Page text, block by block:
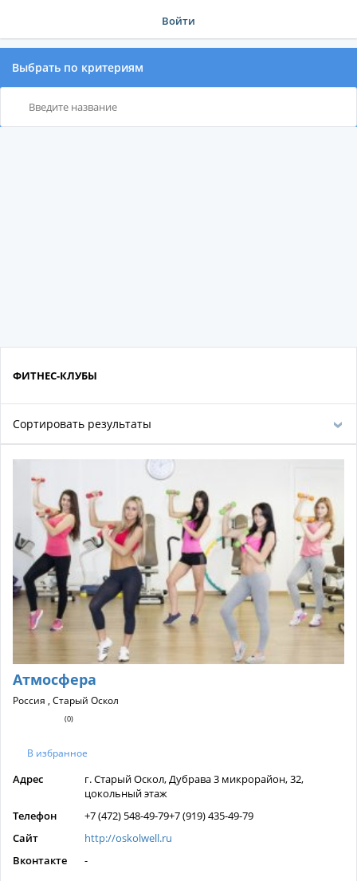
Войти
Выбрать по критериям
ФИТНЕС-КЛУБЫ
Сортировать результаты
Атмосфера
Россия , Старый Оскол
(0)
В избранное
Адрес
г. Старый Оскол, Дубрава 3 микрорайон, 32,
цокольный этаж
Телефон
+7 (472) 548-49-79+7 (919) 435-49-79
Сайт
http://oskolwell.ru
Вконтакте
-